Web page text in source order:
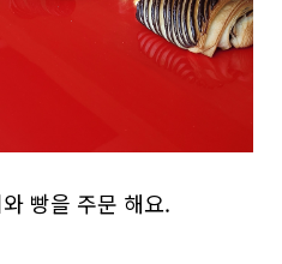
빵을 주문 해요.